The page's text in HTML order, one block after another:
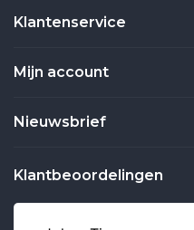
Klantenservice
Mijn account
Nieuwsbrief
Klantbeoordelingen